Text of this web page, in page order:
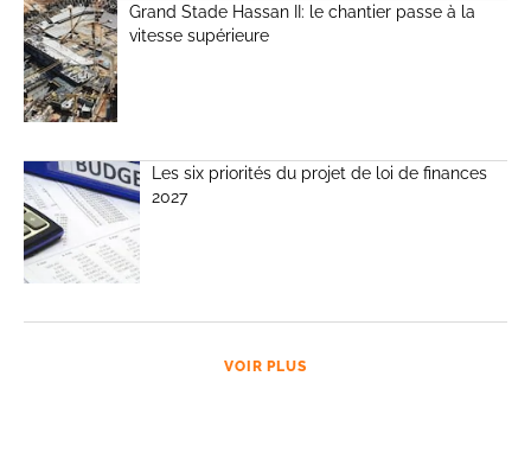
Grand Stade Hassan II: le chantier passe à la
vitesse supérieure
Les six priorités du projet de loi de finances
2027
VOIR PLUS